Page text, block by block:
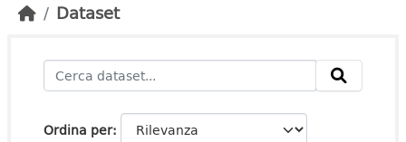
Dataset
Ordina per